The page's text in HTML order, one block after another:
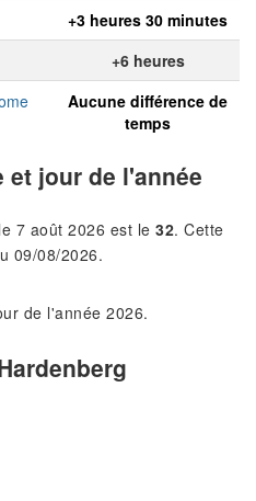
+3 heures 30 minutes
+6 heures
Aucune différence de
temps
et jour de l'année
7 août 2026 est le 32. Cette
09/08/2026.
de l'année 2026.